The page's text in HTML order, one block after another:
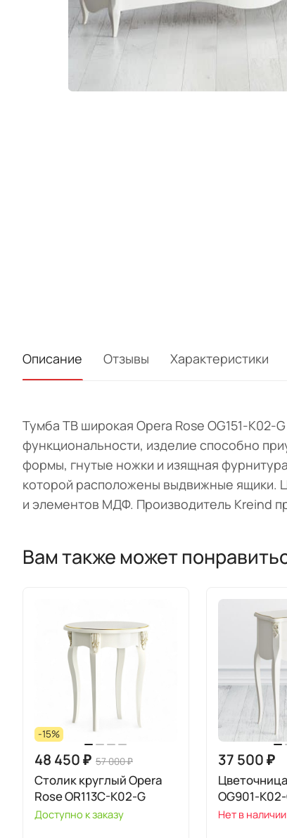
Описание Отзывы Характеристики
Тумба ТВ широкая Opera Rose OG151-
функциональности, изделие способно
формы, гнутые ножки и изящная
которой расположены выдвижные ящики.
и элементов МДФ. Производитель Kreind
Вам также может
-15%
48 450 ₽ 57 000 ₽
Столик круглый Opera
Rose OR113C-K02-G
Доступно к заказу
37 500 ₽
OG901-
Нет в наличии